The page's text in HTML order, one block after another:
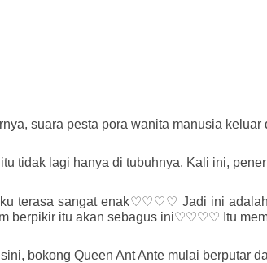
suara pesta pora wanita manusia keluar
tidak lagi hanya di tubuhnya. Kali ini,
terasa sangat enak♡♡♡♡ Jadi ini
berpikir itu akan sebagus ini♡♡♡♡ Itu
bokong Queen Ant Ante mulai berputar